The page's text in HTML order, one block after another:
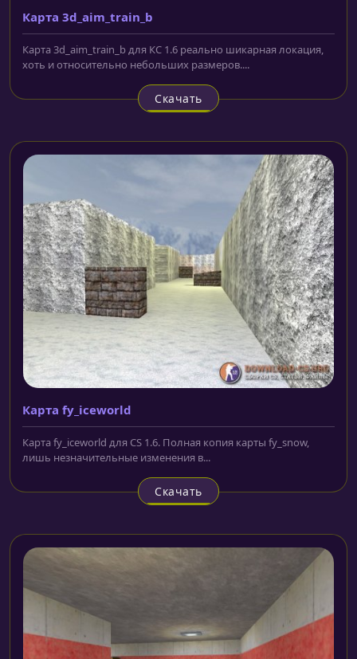
Карта 3d_aim_train_b
Карта 3d_aim_train_b для КС 1.6 реально шикарная локация,
хоть и относительно небольших размеров....
Скачать
Карта fy_iceworld
Карта fy_iceworld для CS 1.6. Полная копия карты fy_snow,
лишь незначительные изменения в...
Скачать